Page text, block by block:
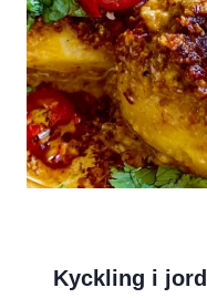
Kyckling i